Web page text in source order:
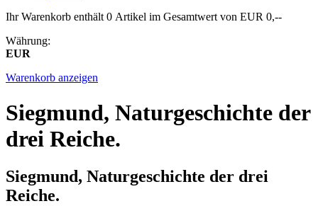
Ihr Warenkorb enthält 0 Artikel im Gesamtwert von EUR 0,--
Währung:
EUR
Warenkorb anzeigen
Siegmund, Naturgeschichte der
drei Reiche.
Siegmund, Naturgeschichte der drei
Reiche.